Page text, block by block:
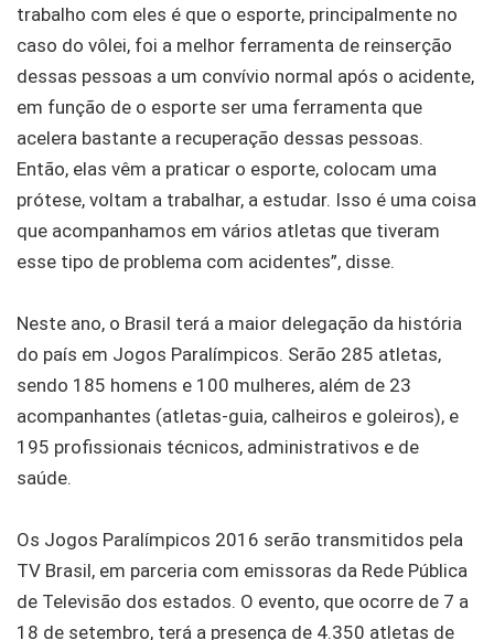
trabalho com eles é que o esporte, principalmente no
caso do vôlei, foi a melhor ferramenta de reinserção
dessas pessoas a um convívio normal após o acidente,
em função de o esporte ser uma ferramenta que
acelera bastante a recuperação dessas pessoas.
Então, elas vêm a praticar o esporte, colocam uma
prótese, voltam a trabalhar, a estudar. Isso é uma coisa
que acompanhamos em vários atletas que tiveram
esse tipo de problema com acidentes”, disse.
Neste ano, o Brasil terá a maior delegação da história
do país em Jogos Paralímpicos. Serão 285 atletas,
sendo 185 homens e 100 mulheres, além de 23
acompanhantes (atletas-guia, calheiros e goleiros), e
195 profissionais técnicos, administrativos e de
saúde.
Os Jogos Paralímpicos 2016 serão transmitidos pela
TV Brasil, em parceria com emissoras da Rede Pública
de Televisão dos estados. O evento, que ocorre de 7 a
18 de setembro, terá a presença de 4.350 atletas de